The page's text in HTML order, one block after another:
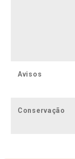
Avisos
Conservação